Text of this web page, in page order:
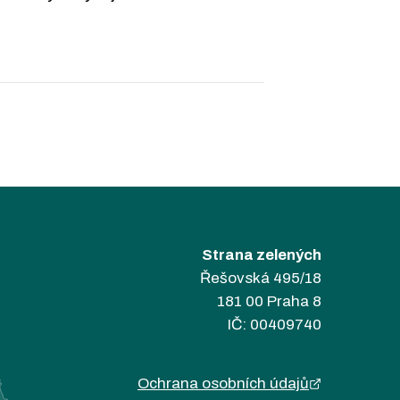
Strana zelených
Řešovská 495/18
181 00 Praha 8
IČ: 00409740
Ochrana osobních údajů